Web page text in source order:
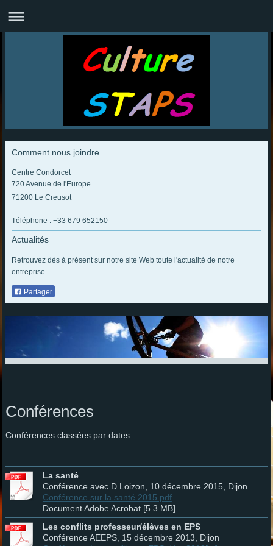
Comment nous joindre
Centre Condorcet
720 Avenue de l'Europe
71200 Le Creusot
Téléphone : +33 679 652150
Actualités
Retrouvez dès à présent sur notre site Web toute l'actualité de notre
entreprise.
Partager
Conférences
Conférences classées par dates
La santé
Conférence avec D.Loizon, 10 décembre 2015, Dijon
Conférence sur la santé 2015.pdf
Document Adobe Acrobat [5.3 MB]
Les conflits professeur/élèves en EPS
Conférence AEEPS, 15 décembre 2013, Dijon